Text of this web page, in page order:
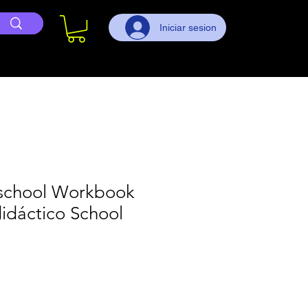
Iniciar sesion
Workbook
School